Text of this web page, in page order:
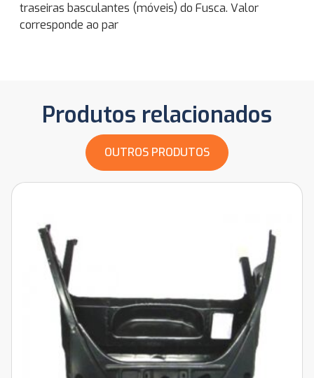
traseiras basculantes (móveis) do Fusca. Valor
corresponde ao par
Produtos relacionados
OUTROS PRODUTOS